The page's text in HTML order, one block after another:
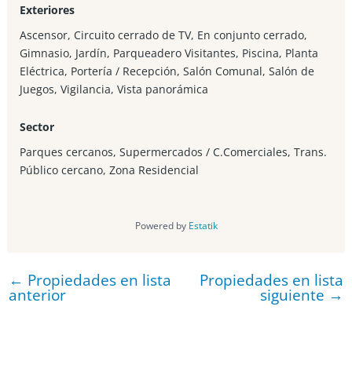
de descanso.
Agenda tu cita hoy con Activos Inmobiliarios y Financieros
✨ Compra Fácil y Seguro con acompañamiento legal
Exteriores
Ascensor, Circuito cerrado de TV, En conjunto cerrado,
Gimnasio, Jardín, Parqueadero Visitantes, Piscina, Planta
Eléctrica, Portería / Recepción, Salón Comunal, Salón de
Juegos, Vigilancia, Vista panorámica
Sector
Parques cercanos, Supermercados / C.Comerciales, Trans.
Público cercano, Zona Residencial
Powered by Estatik
← Propiedades en lista
anterior
Propiedades en lista
siguiente →